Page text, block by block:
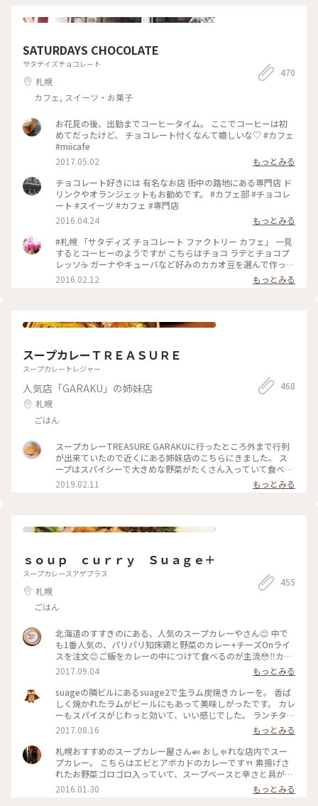
ら パウダーベアさんの投稿をご覧下さいね🧸 * 道外では絶対
* #自然にふれる #夏色さがし #ことりっぷ北海道 #六花亭 #六
花亭札幌本店 #六花亭ポテトチップス #おみやげ #おみやげ図
鑑 #お土産 #ポテトチップス #毎日おやつ #しあわせおやつ #素
敵な贈り物 #ありがとう #こもりっぷ仙台 #カメラ #カメラ初
心者🔰 #fumitubu
SATURDAYS CHOCOLATE
サタデイズチョコレート
札幌
カフェ, スイーツ・お菓子
470
お花見の後、出勤までコーヒータイム。 ここでコーヒーは初
めてだったけど、 チョコレート付くなんて嬉しいな♡ #カフェ
#miicafe
2017.05.02
もっとみる
チョコレート好きには 有名なお店 街中の路地にある専門店 ド
リンクやオランジェットもお勧めです。 #カフェ部 #チョコレ
ート #スイーツ #カフェ #専門店
2016.04.24
もっとみる
#札幌 「サタディズ チョコレート ファクトリー カフェ」 一見
するとコーヒーのようですが こちらはチョコ ラテとチョコプ
レッソ☕️ ガーナやキューバなど好みのカカオ豆を選んで作って
もらえる濃厚なチョコドリンク❤️ カカオってすごい！ 一口飲
むごとに元気になる‼︎ バレンタインにもおすすめのチョコレー
2016.02.12 もっとみる
スープカレーＴＲＥＡＳＵＲＥ
スープカレートレジャー
人気店「GARAKU」の姉妹店
札幌
ごはん
468
スープカレーTREASURE GARAKUに行ったところ外まで行列
が出来ていたので近くにある姉妹店のこちらにきました。 ス
ープはスパイシーで大きめな野菜がたくさん入っていて食べ応
えがあり美味しかったです。 #北海道 #札幌 #スープカレー #
北海道冬旅 #冬のごちそう
2019.02.11 もっとみる
ｓｏｕｐ ｃｕｒｒｙ Ｓｕａｇｅ＋
スープカレースアゲプラス
札幌
ごはん
455
北海道のすすきのにある、人気のスープカレーやさん😊 中で
も1番人気の、パリパリ知床鶏と野菜のカレー+チーズOnライ
スを注文😊ご飯をカレーの中につけて食べるのが主流😳‼️カレ
ーも、ルーというより、サラサラしたスープの中に、素揚げさ
れた野菜たち。素材の味も引き立って、美味しかった😋
2017.09.04
もっとみる
suageの隣ビルにあるsuage2で生ラム炭焼きカレーを。 香ば
しく焼かれたラムがビールにもあって美味しがったです。 カレ
ーもスパイスがじわっと効いて、いい感じでした。 ランチタイ
ムを少し外しましたが、本店もまだ人が並ばれていて、隣のビ
ルに行きましたが、すこし待ち客はいました。人気のほどがう
かがえました。 時間が限られる中での食事となるなら、前も
って計画立てられて行かれた方がいいかもしれません。
2017.08.16
もっとみる
札幌おすすめのスープカレー屋さん🍛 おしゃれな店内でスー
プカレー。 こちらはエビとアボカドのカレーです🍴 素揚げさ
れたお野菜ゴロゴロ入っていて、スープベースと辛さと具が選
べるので自分好みのカレーが食べれます☺️ 特に甘くておいし
いじゃがいもは感動ものでした！ 1000円ほどから選べるので
2016.01.30 もっとみる